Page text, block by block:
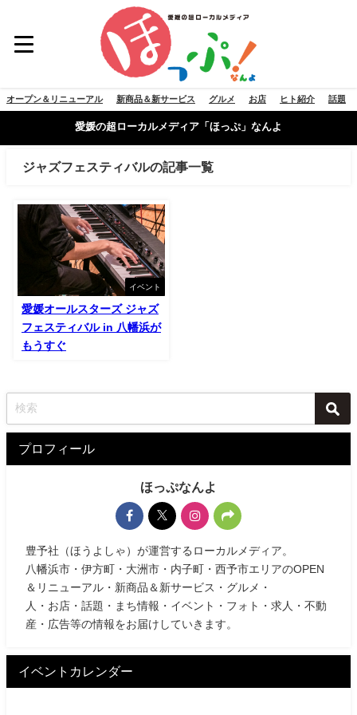
オープン＆リニューアル 新商品＆新サービス グルメ お店 ヒト紹介 話題
愛媛の超ローカルメディア「ほっぷ」なんよ
ジャズフェスティバルの記事一覧
イベント
愛媛オールスターズ ジャズ
フェスティバル in 八幡浜が
もうすぐ
プロフィール
ほっぷなんよ
豊予社（ほうよしゃ）が運営するローカルメディア。
八幡浜市・伊方町・大洲市・内子町・西予市エリアのOPEN
＆リニューアル・新商品＆新サービス・グルメ・
人・お店・話題・まち情報・イベント・フォト・求人・不動
産・広告等の情報をお届けしていきます。
イベントカレンダー